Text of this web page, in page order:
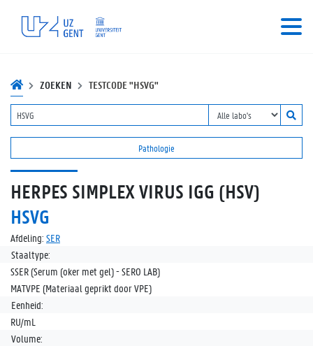
ZOEKEN TESTCODE "HSVG"
Pathologie
HERPES SIMPLEX VIRUS IGG (HSV)
HSVG
Afdeling: SER
Staaltype:
SSER (Serum (oker met gel) - SERO LAB)
MATVPE (Materiaal geprikt door VPE)
Eenheid:
RU/mL
Volume: